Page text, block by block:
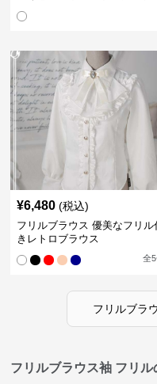
¥6,480 (税込)
フリルブラウス 優美なフリル
きレトロブラウス
全5
フリルブラ
フリルブラウス袖 フリ